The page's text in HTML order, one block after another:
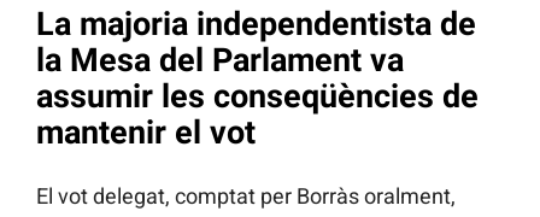
La majoria independentista de
la Mesa del Parlament va
assumir les conseqüències de
mantenir el vot
El vot delegat, comptat per Borràs oralment,